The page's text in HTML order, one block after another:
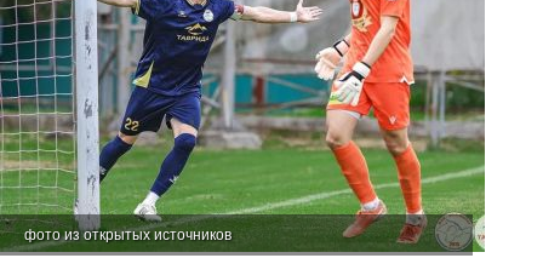
фото из открытых источников